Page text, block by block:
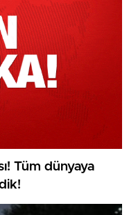
Tüm dünyaya